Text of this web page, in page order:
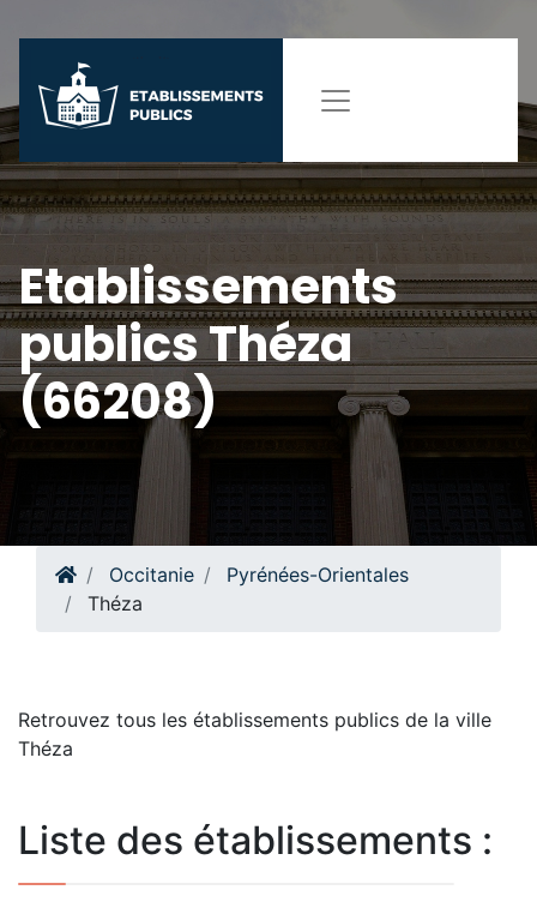
Etablissements
publics Théza
(66208)
Occitanie
Pyrénées-Orientales
Théza
Retrouvez tous les établissements publics de la ville
Théza
Liste des établissements :